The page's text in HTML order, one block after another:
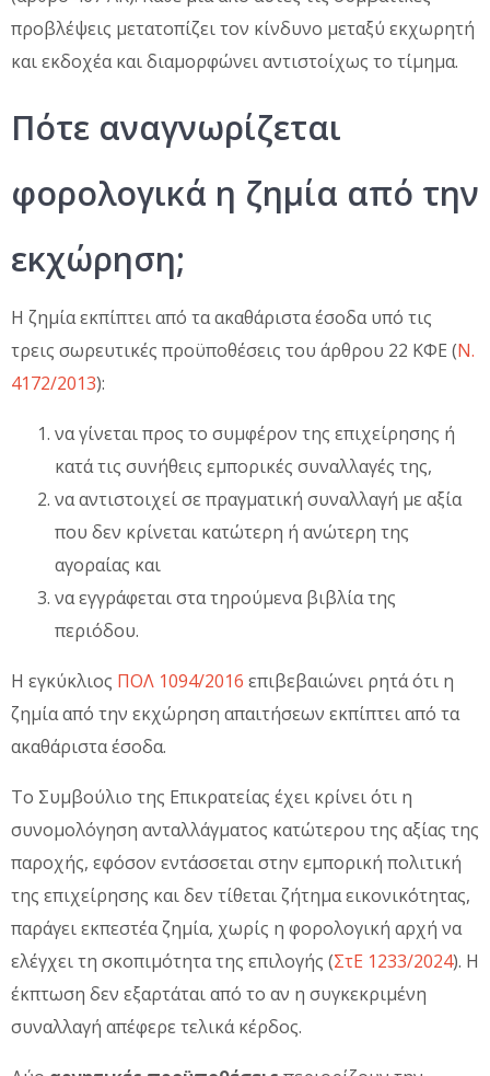
προβλέψεις μετατοπίζει τον κίνδυνο μεταξύ εκχωρητή
και εκδοχέα και διαμορφώνει αντιστοίχως το τίμημα.
Πότε αναγνωρίζεται
φορολογικά η ζημία από την
εκχώρηση;
Η ζημία εκπίπτει από τα ακαθάριστα έσοδα υπό τις
τρεις σωρευτικές προϋποθέσεις του άρθρου 22 ΚΦΕ (Ν.
4172/2013):
να γίνεται προς το συμφέρον της επιχείρησης ή
κατά τις συνήθεις εμπορικές συναλλαγές της,
να αντιστοιχεί σε πραγματική συναλλαγή με αξία
που δεν κρίνεται κατώτερη ή ανώτερη της
αγοραίας και
να εγγράφεται στα τηρούμενα βιβλία της
περιόδου.
Η εγκύκλιος ΠΟΛ 1094/2016 επιβεβαιώνει ρητά ότι η
ζημία από την εκχώρηση απαιτήσεων εκπίπτει από τα
ακαθάριστα έσοδα.
Το Συμβούλιο της Επικρατείας έχει κρίνει ότι η
συνομολόγηση ανταλλάγματος κατώτερου της αξίας της
παροχής, εφόσον εντάσσεται στην εμπορική πολιτική
της επιχείρησης και δεν τίθεται ζήτημα εικονικότητας,
παράγει εκπεστέα ζημία, χωρίς η φορολογική αρχή να
ελέγχει τη σκοπιμότητα της επιλογής (ΣτΕ 1233/2024). Η
έκπτωση δεν εξαρτάται από το αν η συγκεκριμένη
συναλλαγή απέφερε τελικά κέρδος.